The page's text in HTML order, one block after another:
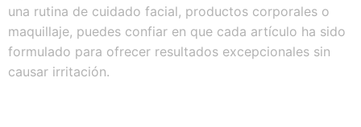
una rutina de cuidado facial, productos corporales o
maquillaje, puedes confiar en que cada artículo ha sido
formulado para ofrecer resultados excepcionales sin
causar irritación.